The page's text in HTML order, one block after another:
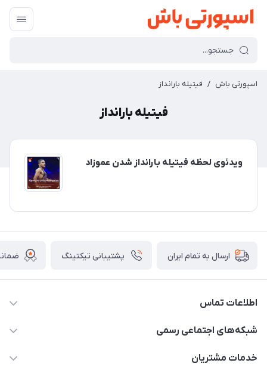
اسپورتی باش / فیتیله بارانداز
فیتیله بارانداز
ویدئوی لحظه فیتیله بارانداز شدن عموزاد
ارسال به تمام ایران پشتیبانی تیکتینگ
اطلاعات تماس
15 13 222 0900
شبکه‌های اجتماعی رسمی
کانال آپارات
خدمات مشتریان